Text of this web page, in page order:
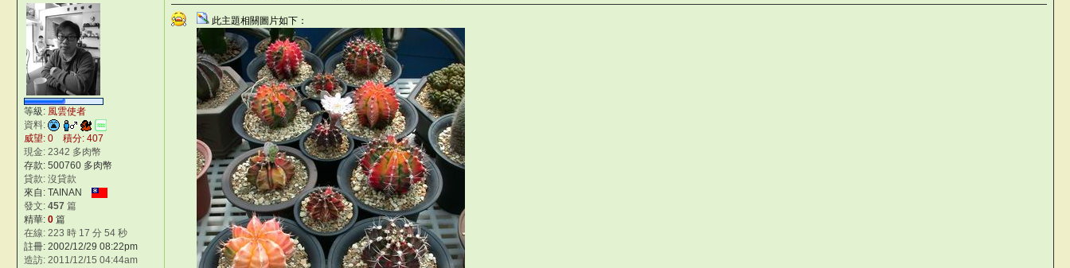
等級: 風雲使者
資料:
威望: 0 積分: 407
現金: 2342 多肉幣
存款: 500760 多肉幣
貸款: 沒貸款
來自: TAINAN
發文: 457 篇
精華: 0篇
在線: 223 時 17 分 54 秒
註冊: 2002/12/29 08:22pm
造訪: 2011/12/15 04:44am
此主題相關圖片如下：